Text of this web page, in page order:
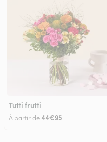
Tutti frutti
À partir de44€95